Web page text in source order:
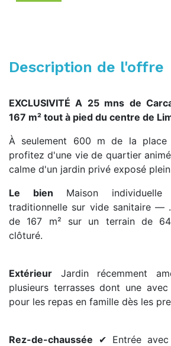
Description de l'offre
EXCLUSIVITÉ A 25 mns de
167 m² tout à pied du centre de
À seulement 600 m de la place
profitez d'une vie de quartier
calme d'un jardin privé exposé
Le bien Maison individuelle
traditionnelle sur vide sanitaire —
de 167 m² sur un terrain de
clôturé.
Extérieur Jardin récemment
plusieurs terrasses dont une
pour les repas en famille dès les
Rez-de-chaussée ✔ Entrée